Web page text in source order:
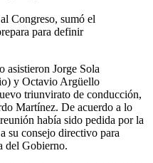
Congreso, sumó el
para definir
asistieron Jorge Sola
y Octavio Argüello
triunvirato de conducción,
Martínez. De acuerdo a lo
había sido pedida por la
su consejo directivo para
del Gobierno.